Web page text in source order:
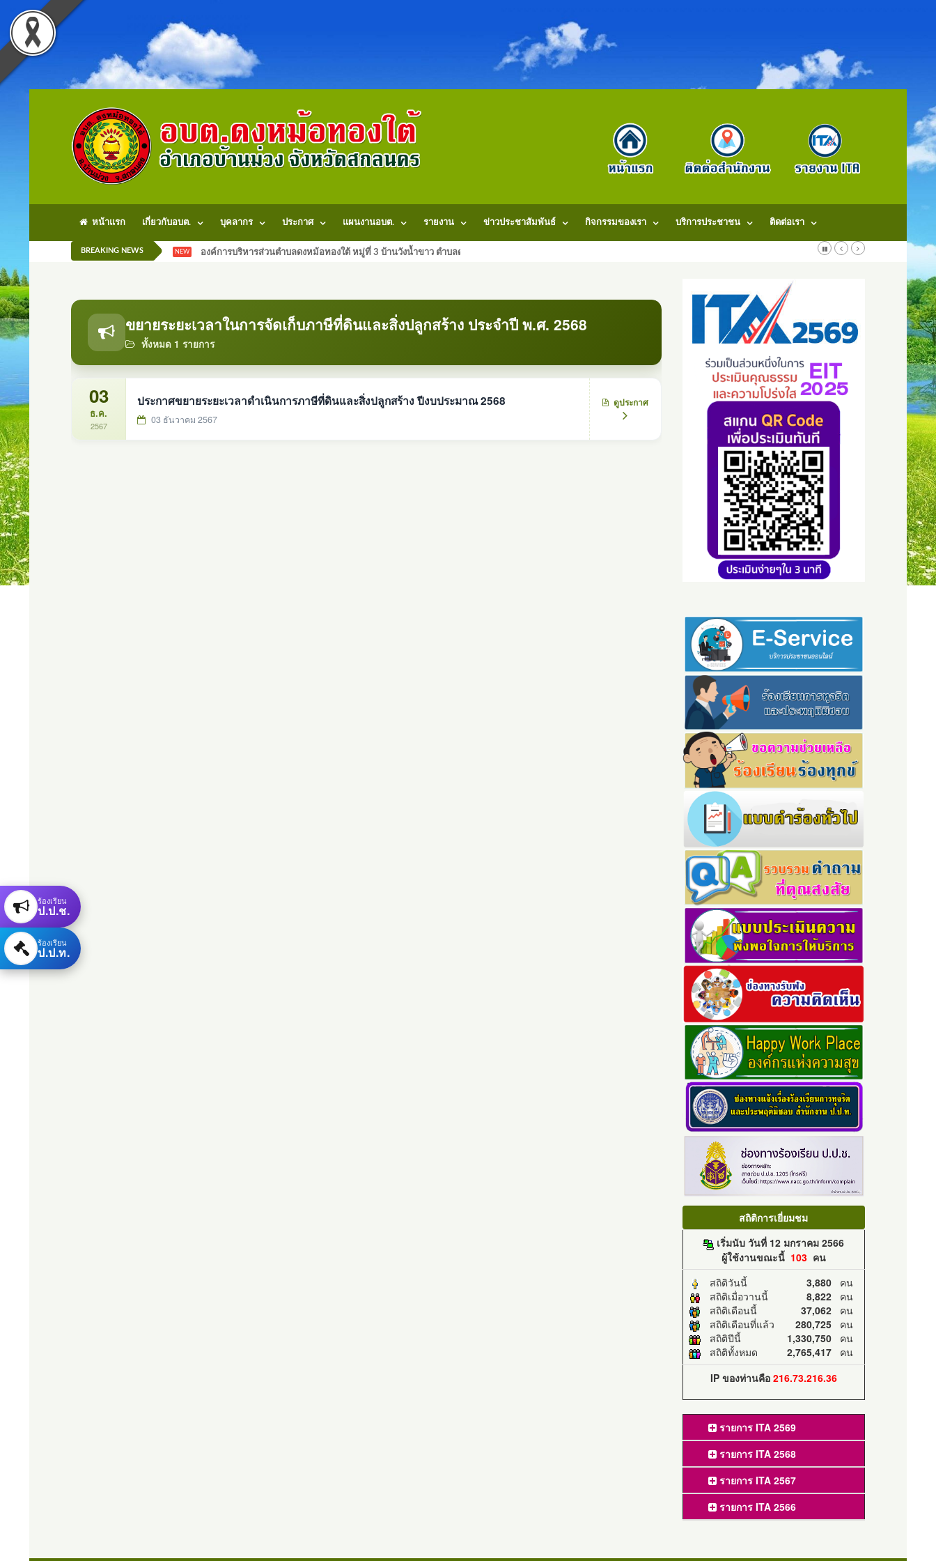
หน้าแรก เกี่ยวกับอบต. บุคลากร ประกาศ แผนงานอบต. รายงาน ข่าวประชาสัมพันธ์ กิจกรรมของเรา บริการประชาชน ติดต่อเรา
BREAKING NEWS NEW องค์การบริหารส่วนตำบลดงหม้อทองใต้ หมู่ที่ 3 บ้านวังน้ำขาว ตำบลดงหม้อทองใต้ อำเภอบ้านม่วง จังหวัดสกลนคร 47140 โทรศัพท์: 042-707579. แฟ็กช์: 042707579 E-Mail:
ขยายระยะเวลาในการจัดเก็บภาษีที่ดินและสิ่งปลูกสร้าง ประจำปี พ.ศ. 2568
ทั้งหมด 1 รายการ
03
ธ.ค.
2567
ประกาศขยายระยะเวลาดำเนินการภาษีที่ดินและสิ่งปลูกสร้าง ปีงบประมาณ 2568
03 ธันวาคม 2567
ดูประกาศ
สถิติการเยี่ยมชม
เริ่มนับ วันที่ 12 มกราคม 2566
ผู้ใช้งานขณะนี้ 103คน
สถิติวันนี้
3,880คน
สถิติเมื่อวานนี้
8,822คน
สถิติเดือนนี้
37,062คน
สถิติเดือนที่แล้ว
280,725คน
สถิติปีนี้
1,330,750คน
สถิติทั้งหมด
2,765,417คน
IP ของท่านคือ 216.73.216.36
รายการ ITA 2569
รายการ ITA 2568
รายการ ITA 2567
รายการ ITA 2566
ร้องเรียน
ป.ป.ช.
ร้องเรียน
ป.ป.ท.